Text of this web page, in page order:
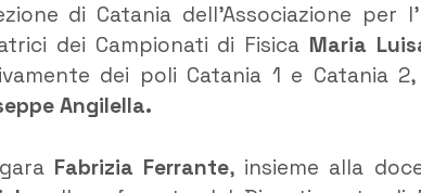
di Catania dell’Associazione per
dei Campionati di Fisica Maria
dei poli Catania 1 e Catania
Angilella.
Fabrizia Ferrante, insieme alla